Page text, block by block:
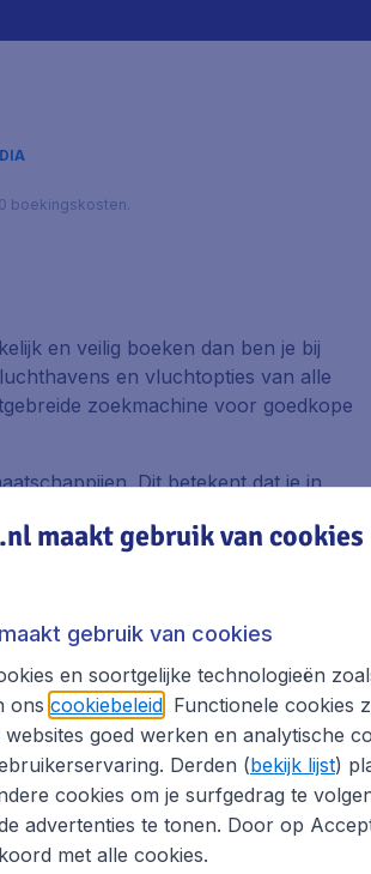
boekingskosten.
en veilig boeken dan ben je bij
en vluchtopties van alle
zoekmachine voor goedkope
Dit betekent dat je in
een reisdatum en tijd die jou het
van vliegtickets naar
vliegticket aanbieding vindt.
weet vind je een nog betere
je de vlucht met de beste
online te voltooien? Geen probleem.
over jouw boeking naar
en bespaar op je Uberlandia
maakt gebruik van cookies
gebruik van cookies
en soortgelijke technologieën
ons cookiebeleid. Functionele cookies
goed werken en analytische
Derden (bekijk lijst)
cookies om je surfgedrag te
advertenties te tonen. Door op
met alle cookies.